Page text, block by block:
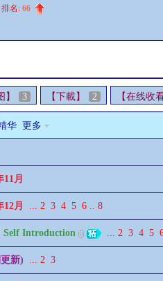
›
排名: 66
】 3 【下載】 2 【在线收
华 更多
月
月 ... 2 3 4 5 6 .. 8
Self Introduction ... 2 3 4 5
新) ... 2 3